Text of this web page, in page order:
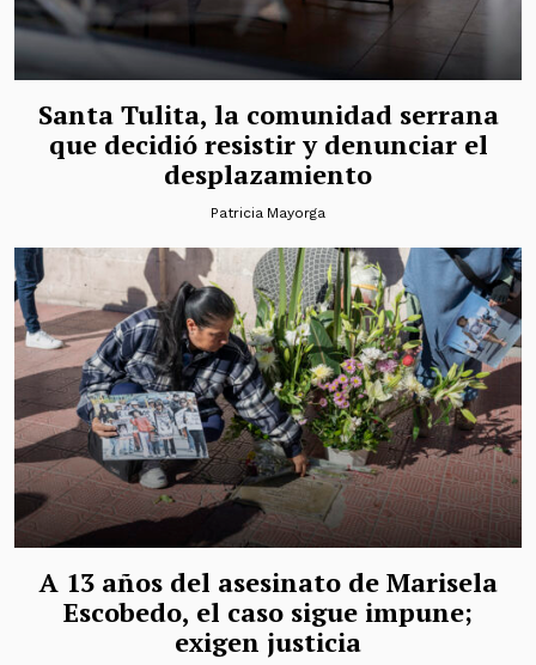
Santa Tulita, la comunidad serrana
que decidió resistir y denunciar el
desplazamiento
Patricia Mayorga
A 13 años del asesinato de Marisela
Escobedo, el caso sigue impune;
exigen justicia